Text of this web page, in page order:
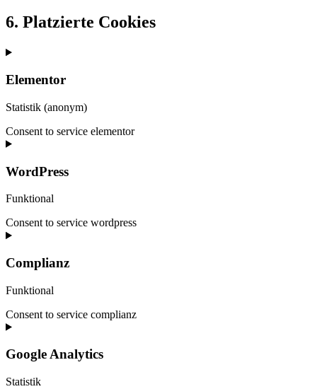
6. Platzierte Cookies
Elementor
Statistik (anonym)
Consent to service elementor
WordPress
Funktional
Consent to service wordpress
Complianz
Funktional
Consent to service complianz
Google Analytics
Statistik